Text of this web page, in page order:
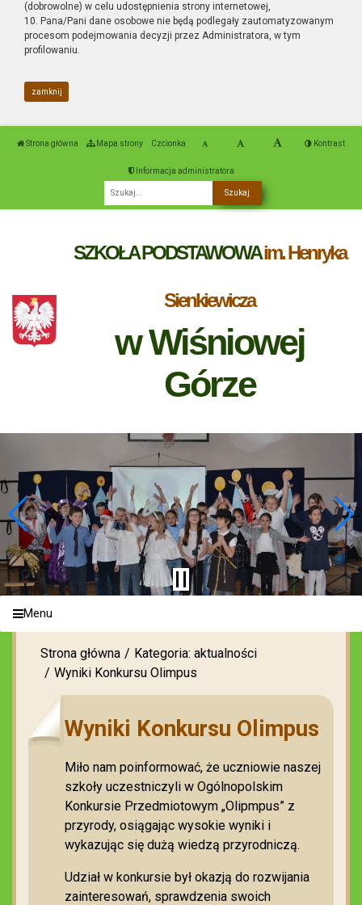
(dobrowolne) w celu udostępnienia strony internetowej,
10. Pana/Pani dane osobowe nie będą podlegały zautomatyzowanym
procesom podejmowania decyzji przez Administratora, w tym
profilowaniu.
zamknij
Strona główna Mapa strony Czcionka Kontrast
Informacja administratora
SZKOŁA PODSTAWOWAim. Henryka
Sienkiewicza
w Wiśniowej
Górze
Menu
Strona główna
Kategoria: aktualności
Wyniki Konkursu Olimpus
Wyniki Konkursu Olimpus
Miło nam poinformować, że uczniowie naszej
szkoły uczestniczyli w Ogólnopolskim
Konkursie Przedmiotowym „Olipmpus” z
przyrody, osiągając wysokie wyniki i
wykazując się dużą wiedzą przyrodniczą.
Udział w konkursie był okazją do rozwijania
zainteresowań, sprawdzenia swoich